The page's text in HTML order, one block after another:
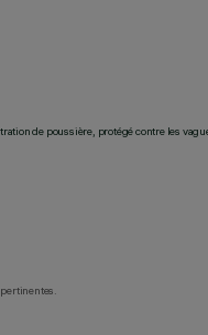
de poussière, protégé contre les